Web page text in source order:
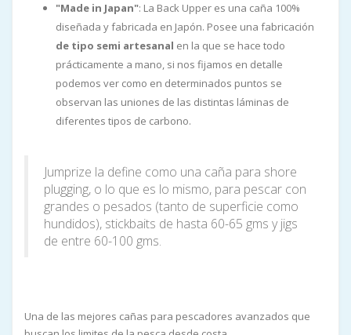
"Made in Japan": La Back Upper es una caña 100%
diseñada y fabricada en Japón. Posee una fabricación
de tipo semi artesanal en la que se hace todo
prácticamente a mano, si nos fijamos en detalle
podemos ver como en determinados puntos se
observan las uniones de las distintas láminas de
diferentes tipos de carbono.
Jumprize la define como una caña para shore
plugging, o lo que es lo mismo, para pescar con
grandes o pesados (tanto de superficie como
hundidos), stickbaits de hasta 60-65 gms y jigs
de entre 60-100 gms.
Una de las mejores cañas para pescadores avanzados que